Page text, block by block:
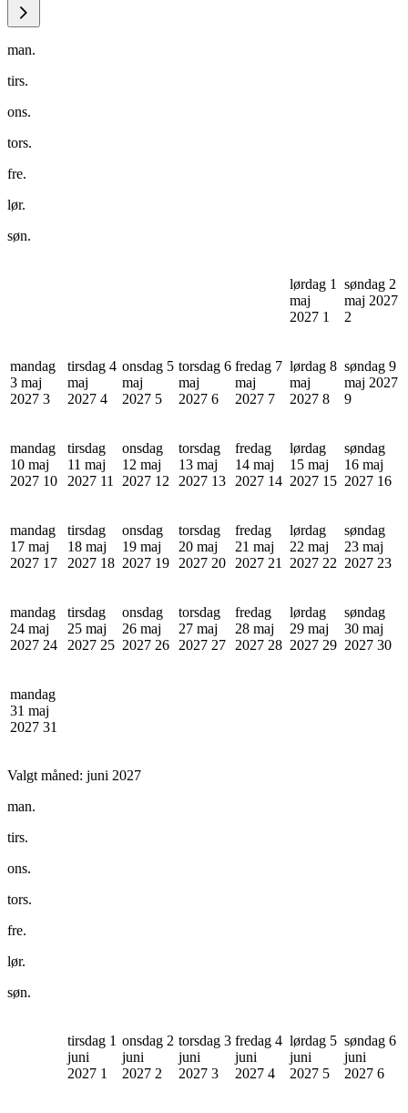
man.
tirs.
ons.
tors.
fre.
lør.
søn.
lørdag 1
maj
2027 1
søndag 2
maj 2027
2
mandag
3 maj
2027 3
tirsdag 4
maj
2027 4
onsdag 5
maj
2027 5
torsdag 6
maj
2027 6
fredag 7
maj
2027 7
lørdag 8
maj
2027 8
søndag 9
maj 2027
9
mandag
10 maj
2027 10
tirsdag
11 maj
2027 11
onsdag
12 maj
2027 12
torsdag
13 maj
2027 13
fredag
14 maj
2027 14
lørdag
15 maj
2027 15
søndag
16 maj
2027 16
mandag
17 maj
2027 17
tirsdag
18 maj
2027 18
onsdag
19 maj
2027 19
torsdag
20 maj
2027 20
fredag
21 maj
2027 21
lørdag
22 maj
2027 22
søndag
23 maj
2027 23
mandag
24 maj
2027 24
tirsdag
25 maj
2027 25
onsdag
26 maj
2027 26
torsdag
27 maj
2027 27
fredag
28 maj
2027 28
lørdag
29 maj
2027 29
søndag
30 maj
2027 30
mandag
31 maj
2027 31
Valgt måned: juni 2027
man.
tirs.
ons.
tors.
fre.
lør.
søn.
tirsdag 1
juni
2027 1
onsdag 2
juni
2027 2
torsdag 3
juni
2027 3
fredag 4
juni
2027 4
lørdag 5
juni
2027 5
søndag 6
juni
2027 6